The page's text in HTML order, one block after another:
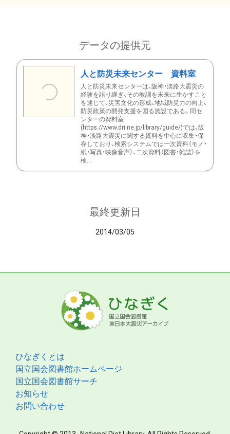
データの提供元
人と防災未来センター 資料室
人と防災未来センターは、阪神・淡路大震災の
経験を語り継ぎ、その教訓を未来に生かすこと
を通じて、災害文化の形成、地域防災力の向上、
防災政策の開発支援を図る施設である。同セ
ンターの資料室
(https://www.dri.ne.jp/library/guide/)では、阪
神・淡路大震災に関する資料を中心に収集・保
存しており、検索システムでは一次資料（モノ・
紙・写真・映像音声）、二次資料（図書・雑誌）を
検...
最終更新日
2014/03/05
ひなぎくとは
国立国会図書館ホームページ
国立国会図書館サーチ
お知らせ
お問い合わせ